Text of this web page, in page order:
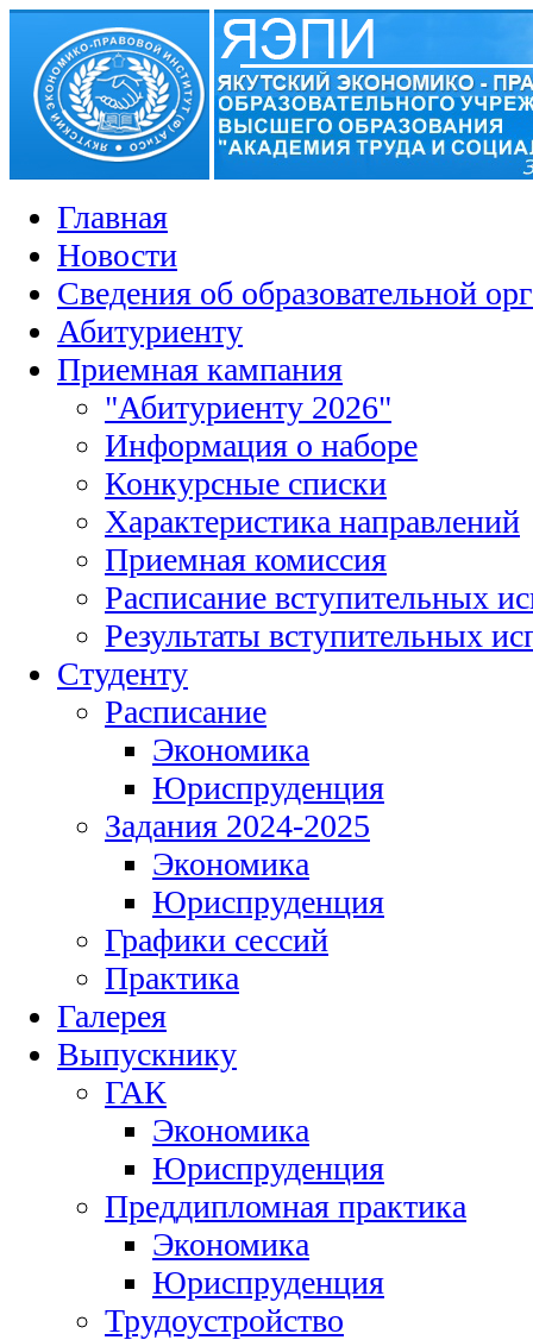
Главная
Новости
Сведения об образовательной
Абитуриенту
Приемная кампания
"Абитуриенту 2026"
Информация о наборе
Конкурсные списки
Характеристика направлений
Приемная комиссия
Расписание вступительных
Результаты вступительных
Студенту
Расписание
Экономика
Юриспруденция
Задания 2024-2025
Экономика
Юриспруденция
Графики сессий
Практика
Галерея
Выпускнику
ГАК
Экономика
Юриспруденция
Преддипломная практика
Экономика
Юриспруденция
Трудоустройство